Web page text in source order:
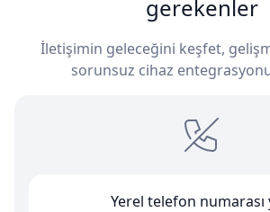
gerekenler
İletişimin geleceğini keşfet,
sorunsuz cihaz
Yerel telefon numarası